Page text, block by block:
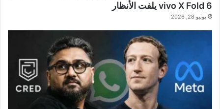
vivo X Fold 6 يلفت الأنظار
يونيو 28, 2026